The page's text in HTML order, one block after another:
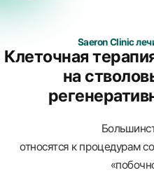
Saeron Clinic
Клеточная
на
относятся к процедурам